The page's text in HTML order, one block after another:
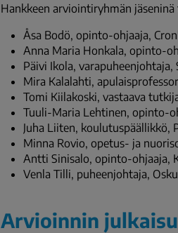
Hankkeen arviointiryhmän
Åsa Bodö, opinto-ohjaaja,
Anna Maria Honkala, opinto-
Päivi Ikola,
Mira Kalalahti,
Tomi Kiilakoski, vastaava
Tuuli-Maria Lehtinen, opinto-
Juha Liiten, koulutuspäällikkö,
Minna Rovio, opetus- ja
Antti Sinisalo, opinto-ohjaaja,
Venla Tilli, puheenjohtaja,
Arvioinnin